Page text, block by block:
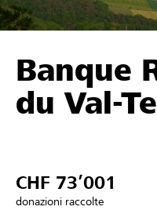
Sostenere
Aiuto &
Trova progetti e
Banque
du Val-
CHF 73’001
donazioni raccolte